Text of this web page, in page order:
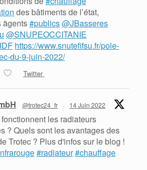
des bâtiments de l’état,
ãgents#publics@JBasseres
@SNUPEOCCITANIE
https://www.snutefifsu.fr/pole-
du-9-juin-2022/
Twitter
@trotec24_fr · 14 Juin 2022
les radiateurs
? Quels sont les avantages des
Trotec ? Plus d'infos sur le blog !
#radiateur#chauffage